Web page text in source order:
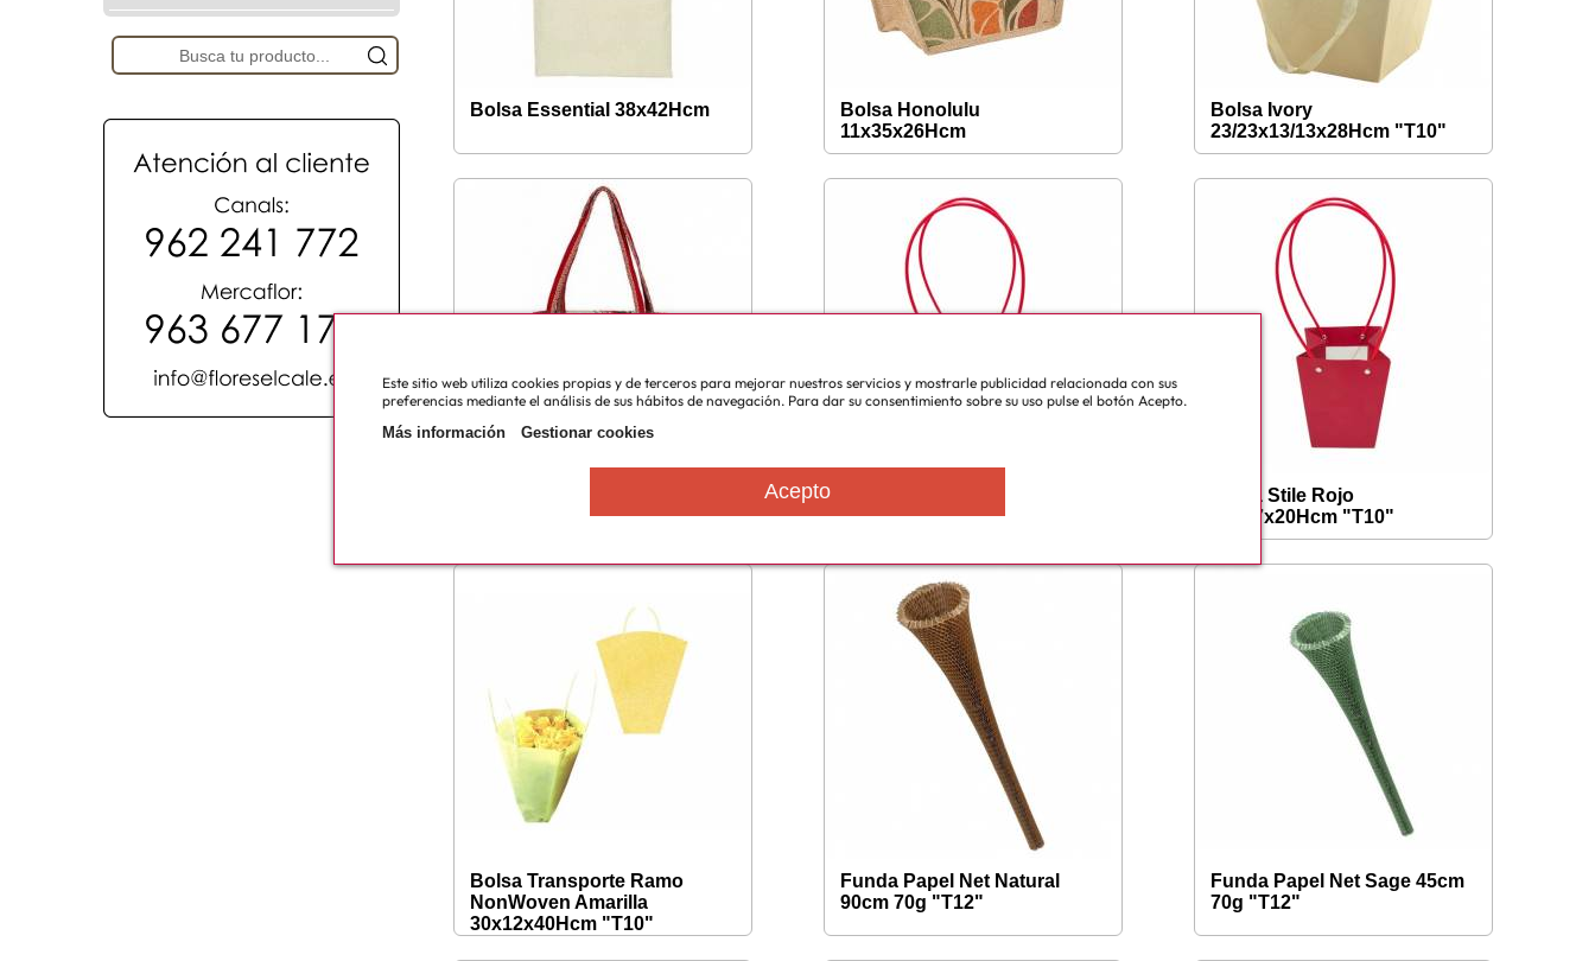
Bolsa Essential 38x42Hcm
Bolsa Honolulu
11x35x26Hcm
Bolsa Ivory
23/23x13/13x28Hcm "T10"
13x13x15Hcm "T10"
Bolsa Stile Rojo
17x17x20Hcm "T10"
Bolsa Transporte Ramo
NonWoven Amarilla
30x12x40Hcm "T10"
Funda Papel Net Natural
90cm 70g "T12"
Funda Papel Net Sage 45cm
70g "T12"
Este sitio web utiliza cookies propias y de terceros para mejorar nuestros servicios y mostrarle publicidad relacionada con sus
preferencias mediante el análisis de sus hábitos de navegación. Para dar su consentimiento sobre su uso pulse el botón Acepto.
Más información
Gestionar cookies